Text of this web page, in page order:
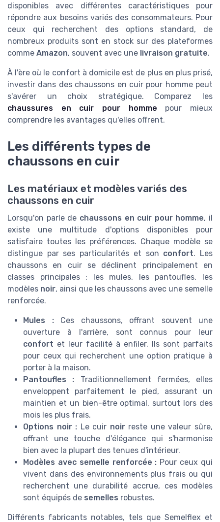
disponibles avec différentes caractéristiques pour
répondre aux besoins variés des consommateurs. Pour
ceux qui recherchent des options standard, de
nombreux produits sont en stock sur des plateformes
comme Amazon, souvent avec une livraison gratuite.
À l'ère où le confort à domicile est de plus en plus prisé,
investir dans des chaussons en cuir pour homme peut
s'avérer un choix stratégique. Comparez les
chaussures en cuir pour homme pour mieux
comprendre les avantages qu'elles offrent.
Les différents types de
chaussons en cuir
Les matériaux et modèles variés des
chaussons en cuir
Lorsqu'on parle de chaussons en cuir pour homme, il
existe une multitude d'options disponibles pour
satisfaire toutes les préférences. Chaque modèle se
distingue par ses particularités et son confort. Les
chaussons en cuir se déclinent principalement en
classes principales : les mules, les pantoufles, les
modèles noir, ainsi que les chaussons avec une semelle
renforcée.
Mules :Ces chaussons, offrant souvent une
ouverture à l'arrière, sont connus pour leur
confort et leur facilité à enfiler. Ils sont parfaits
pour ceux qui recherchent une option pratique à
porter à la maison.
Pantoufles : Traditionnellement fermées, elles
enveloppent parfaitement le pied, assurant un
maintien et un bien-être optimal, surtout lors des
mois les plus frais.
Options noir : Le cuir noirreste une valeur sûre,
offrant une touche d'élégance qui s'harmonise
bien avec la plupart des tenues d'intérieur.
Modèles avec semelle renforcée : Pour ceux qui
vivent dans des environnements plus frais ou qui
recherchent une durabilité accrue, ces modèles
sont équipés de semelles robustes.
Différents fabricants notables, tels que Semelflex et